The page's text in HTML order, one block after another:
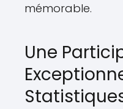
mémorable.
Une